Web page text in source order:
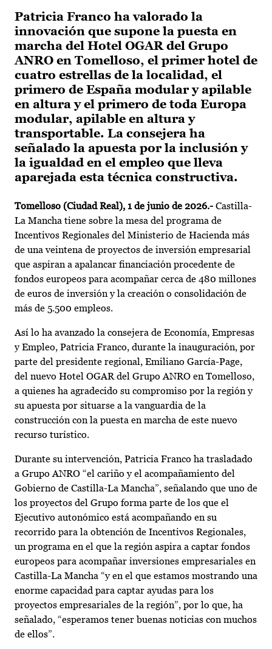
Patricia Franco ha valorado la
innovación que supone la puesta en
marcha del Hotel OGAR del Grupo
ANRO en Tomelloso, el primer hotel de
cuatro estrellas de la localidad, el
primero de España modular y apilable
en altura y el primero de toda Europa
modular, apilable en altura y
transportable. La consejera ha
señalado la apuesta por la inclusión y
la igualdad en el empleo que lleva
aparejada esta técnica constructiva.
Tomelloso (Ciudad Real), 1 de junio de 2026.- Castilla-
La Mancha tiene sobre la mesa del programa de
Incentivos Regionales del Ministerio de Hacienda más
de una veintena de proyectos de inversión empresarial
que aspiran a apalancar financiación procedente de
fondos europeos para acompañar cerca de 480 millones
de euros de inversión y la creación o consolidación de
más de 5.500 empleos.
Así lo ha avanzado la consejera de Economía, Empresas
y Empleo, Patricia Franco, durante la inauguración, por
parte del presidente regional, Emiliano García-Page,
del nuevo Hotel OGAR del Grupo ANRO en Tomelloso,
a quienes ha agradecido su compromiso por la región y
su apuesta por situarse a la vanguardia de la
construcción con la puesta en marcha de este nuevo
recurso turístico.
Durante su intervención, Patricia Franco ha trasladado
a Grupo ANRO “el cariño y el acompañamiento del
Gobierno de Castilla-La Mancha”, señalando que uno de
los proyectos del Grupo forma parte de los que el
Ejecutivo autonómico está acompañando en su
recorrido para la obtención de Incentivos Regionales,
un programa en el que la región aspira a captar fondos
europeos para acompañar inversiones empresariales en
Castilla-La Mancha “y en el que estamos mostrando una
enorme capacidad para captar ayudas para los
proyectos empresariales de la región”, por lo que, ha
señalado, “esperamos tener buenas noticias con muchos
de ellos”.